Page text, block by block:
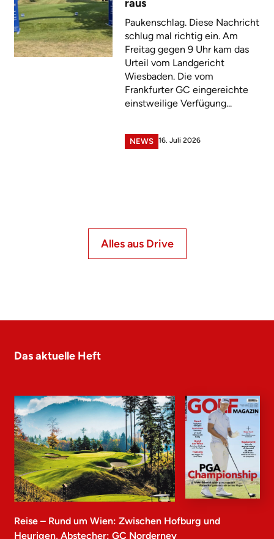
raus
Paukenschlag. Diese Nachricht
schlug mal richtig ein. Am
Freitag gegen 9 Uhr kam das
Urteil vom Landgericht
Wiesbaden. Die vom
Frankfurter GC eingereichte
einstweilige Verfügung...
NEWS 16. Juli 2026
Alles aus Drive
Das aktuelle Heft
Reise – Rund um Wien: Zwischen Hofburg und
Heurigen, Abstecher: GC Norderney